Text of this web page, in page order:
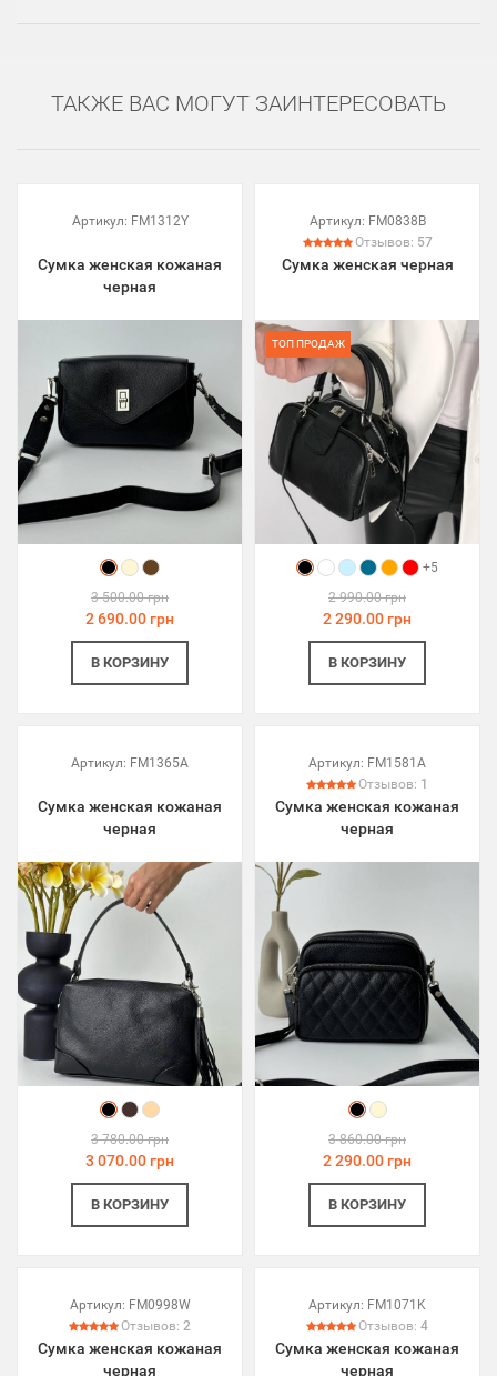
ТАКЖЕ ВАС МОГУТ ЗАИНТЕРЕСОВАТЬ
Артикул: FM1312Y
Сумка женская кожаная
черная
3 500.00 грн
2 690.00 грн
В КОРЗИНУ
Артикул: FM0838B
Отзывов: 57
Сумка женская черная
ТОП ПРОДАЖ
+5
2 990.00 грн
2 290.00 грн
В КОРЗИНУ
Артикул: FM1365A
Сумка женская кожаная
черная
3 780.00 грн
3 070.00 грн
В КОРЗИНУ
Артикул: FM1581A
Отзывов: 1
Сумка женская кожаная
черная
3 860.00 грн
2 290.00 грн
В КОРЗИНУ
Артикул: FM0998W
Отзывов: 2
Сумка женская кожаная
черная
Артикул: FM1071K
Отзывов: 4
Сумка женская кожаная
черная